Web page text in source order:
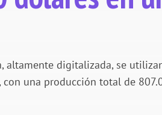
altamente digitalizada, se
una producción total de